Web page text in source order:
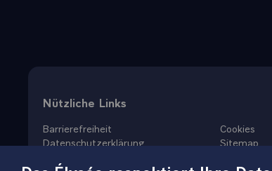
Nützliche Links
Barrierefreiheit
Datenschutzerklärung
Cookies
Sitemap